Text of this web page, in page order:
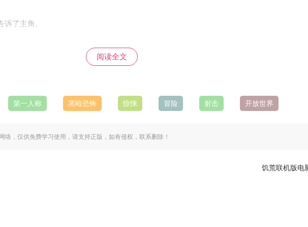
了主角。
屋拿到桌子上的金钥匙。
车检查一番。
阅读全文
第一人称 黑暗恐怖 惊悚 冒险 射击 开放世界
络，仅供免费学习使用，请支持正版，如有侵权，联系删除！
饥荒联机版电